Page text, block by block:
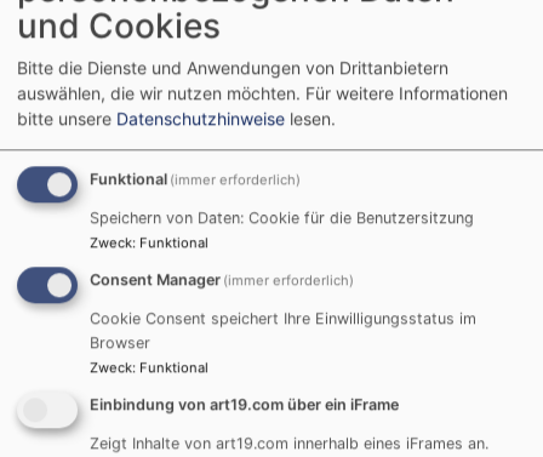
ABSCHIED NEHMEN
Evangelische-Termine Teaser
und Cookies
Bitte die Dienste und Anwendungen von Drittanbietern
auswählen, die wir nutzen möchten. Für weitere Informationen
bitte unsere Datenschutzhinweise lesen.
Funktional (immer erforderlich)
Speichern von Daten: Cookie für die Benutzersitzung
Zweck: Funktional
Consent Manager (immer erforderlich)
Cookie Consent speichert Ihre Einwilligungsstatus im
Browser
Zweck: Funktional
Einbindung von art19.com über ein iFrame
Zeigt Inhalte von art19.com innerhalb eines iFrames an.